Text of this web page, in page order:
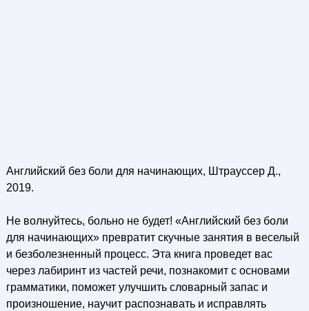
Английский без боли для начинающих, Штрауссер Д.,
2019.
Не волнуйтесь, больно не будет! «Английский без боли
для начинающих» превратит скучные занятия в веселый
и безболезненный процесс. Эта книга проведет вас
через лабиринт из частей речи, познакомит с основами
грамматики, поможет улучшить словарный запас и
произношение, научит распознавать и исправлять